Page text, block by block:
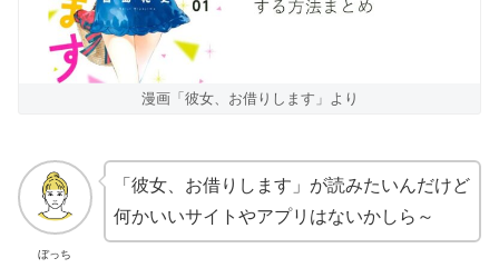
漫画「彼女、お借りします」より
ぼっち
「彼女、お借りします」が読みたいんだけど
何かいいサイトやアプリはないかしら～